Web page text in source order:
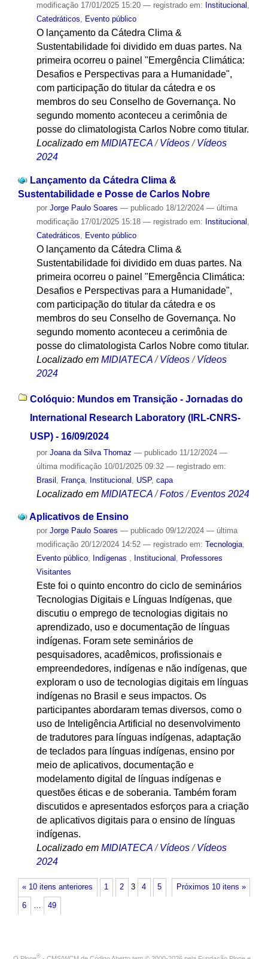
modificação17/01/2025 15:20 — registrado em: Institucional ,
Catedráticos, Evento público
O lançamento da Cátedra Clima &
Sustentabilidade foi dividido em duas partes. Na
primeira ocorreu o painel "Emergência Climática:
Desafios e Perspectivas para a Humanidade",
com participação do titular da cátedra e os
membros do seu Conselho de Governança. No
segundo momento aconteceu a cerimônia de
posse do climatologista Carlos Nobre como titular.
Localizado em MIDIATECA /Vídeos /Vídeos
2024
Lançamento da Cátedra Clima &
Sustentabilidade e Posse de Carlos Nobre
por Jorge Paulo Soares — publicado18/12/2024 — última
modificação17/01/2025 15:18 — registrado em: Institucional
Catedráticos
Evento público
O lançamento da Cátedra Clima &
Sustentabilidade foi dividido em duas partes. Na
primeira ocorreu o painel "Emergência Climática:
Desafios e Perspectivas para a Humanidade",
com participação do titular da cátedra e os
membros do seu Conselho de Governança. No
segundo momento aconteceu a cerimônia de
posse do climatologista Carlos Nobre como titular.
Localizado em MIDIATECA /Vídeos /Vídeos
2024
Colóquio: Mundos em Transição - Jornadas do
International Research Laboratory (IRL-CNRS-
USP) - 16/09/2024
por Joana da Silva Thomaz — publicado11/12/2024 —
última modificação10/01/2025 09:32 — registrado em:
Brasil
França, Institucional USP, capa
Localizado em MIDIATECA /Fotos /Eventos 2024
Aplicativos de Ensino
por Jorge Paulo Soares — publicado09/12/2024 — última
modificação20/12/2024 14:52 — registrado em: Tecnologia,
Evento público, Indígenas , Institucional , Professores
Visitantes
Este foi o quinto encontro do ciclo de seminários
Tecnologias Digitais e Línguas Indígenas, que
discutiu o emprego de tecnologias digitais no
aprendizado, uso e documentação de línguas
indígenas. Foram sete seminários de
pesquisadores, acadêmicos, profissionais e
empreendedores, indígenas e não indígenas, que
exploram o uso de tecnologias digitais em línguas
indígenas no Brasil e seus impactos. Os
participantes abordaram temas diversos, como o
uso de Inteligência Artificial no desenvolvimento
de tradutores para línguas indígenas, adaptação
de teclados para línguas indígenas, ensino por
meio de aplicativos, documentação e
modelamento digital de línguas indígenas e
questões éticas e de soberania. Também foram
discutidos e apresentados esforços para a criação
de aplicativos digitais para o ensino de línguas
indígenas.
Localizado em MIDIATECA /Vídeos /Vídeos
2024
« 10 itens anteriores Próximos 10 itens »
1 2 3 4 5
6 … 49
®